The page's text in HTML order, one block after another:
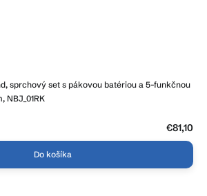
sprchový set s pákovou batériou a 5-funkčnou
NBJ_01RK
€81,10
Do košíka